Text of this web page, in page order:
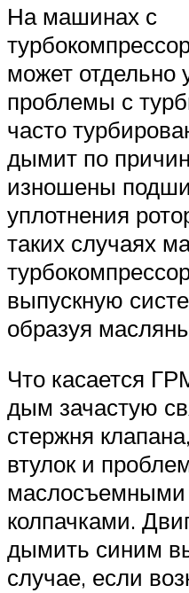
На машинах с
может отдельно
проблемы с
часто
дымит по
изношены
уплотнения
таких случаях
выпускную
образуя
Что касается
дым зачастую
стержня
втулок и
маслосъемными
колпачками.
дымить синим
случае, если